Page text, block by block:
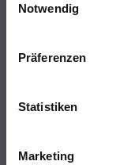
Notwendig
Präferenzen
Statistiken
Marketing
Online-Shop
Putze- und
Wand- & Deckenbeläge